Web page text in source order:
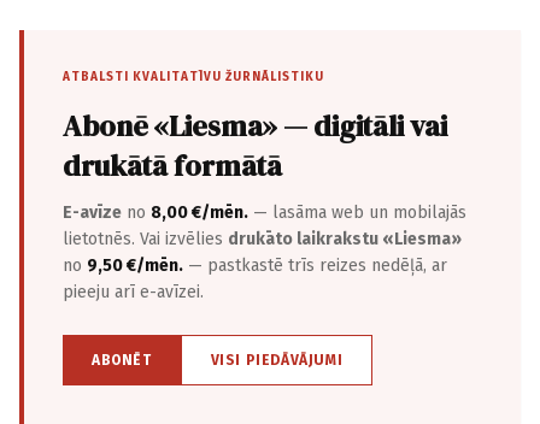
ATBALSTI KVALITATĪVU ŽURNĀLISTIKU
Abonē «Liesma» — digitāli vai
drukātā formātā
E-avīze no 8,00 €/mēn. — lasāma web un mobilajās
lietotnēs. Vai izvēlies drukāto laikrakstu «Liesma»
no 9,50 €/mēn. — pastkastē trīs reizes nedēļā, ar
pieeju arī e-avīzei.
ABONĒT VISI PIEDĀVĀJUMI